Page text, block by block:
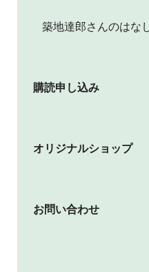
築地達郎さんのはなし
購読申し込み
オリジナルショップ
お問い合わせ